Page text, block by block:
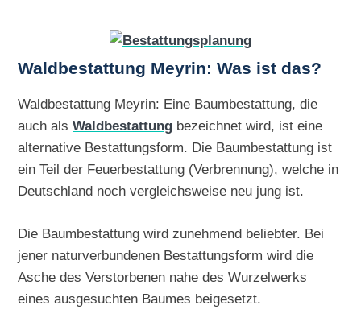
Waldbestattung Meyrin: Was ist das?
Waldbestattung Meyrin: Eine Baumbestattung, die
auch alsWaldbestattung bezeichnet wird, ist eine
alternative Bestattungsform. Die Baumbestattung ist
ein Teil der Feuerbestattung (Verbrennung), welche in
Deutschland noch vergleichsweise neu jung ist.
Die Baumbestattung wird zunehmend beliebter. Bei
jener naturverbundenen Bestattungsform wird die
Asche des Verstorbenen nahe des Wurzelwerks
eines ausgesuchten Baumes beigesetzt.